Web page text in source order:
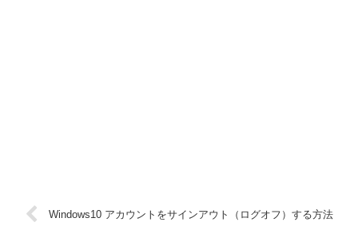
Windows10 アカウントをサインアウト（ログオフ）する方法